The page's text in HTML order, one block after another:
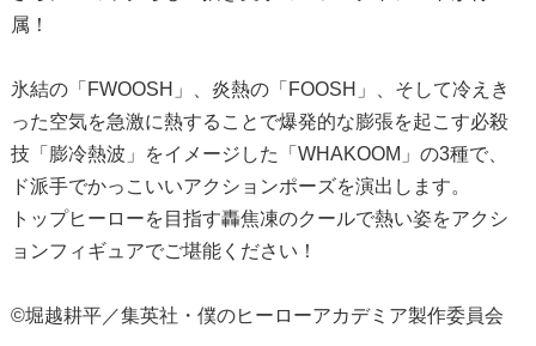
属！
氷結の「FWOOSH」、炎熱の「FOOSH」、そして冷えき
った空気を急激に熱することで爆発的な膨張を起こす必殺
技「膨冷熱波」をイメージした「WHAKOOM」の3種で、
ド派手でかっこいいアクションポーズを演出します。
トップヒーローを目指す轟焦凍のクールで熱い姿をアクシ
ョンフィギュアでご堪能ください！
©堀越耕平／集英社・僕のヒーローアカデミア製作委員会